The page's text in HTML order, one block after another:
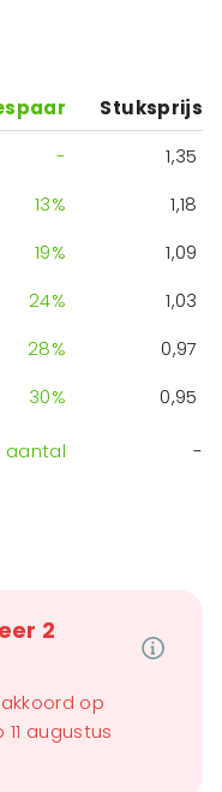
Stuksprijs
-
1,35
13%
1,18
19%
1,09
24%
1,03
28%
0,97
30% 0,95
aantal -
2
op
augustus